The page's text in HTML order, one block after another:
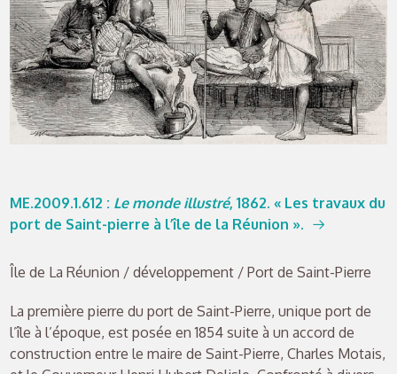
ME.2009.1.612 : Le monde illustré, 1862. « Les travaux du
port de Saint-pierre à l’île de la Réunion ».
Île de La Réunion / développement / Port de Saint-Pierre
La première pierre du port de Saint-Pierre, unique port de
l’île à l’époque, est posée en 1854 suite à un accord de
construction entre le maire de Saint-Pierre, Charles Motais,